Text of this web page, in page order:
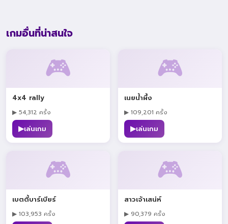
เกมอื่นที่น่าสนใจ
🎮
4x4 rally
▶ 54,312 ครั้ง
▶เล่นเกม
🎮
เนยน้ำผึ้ง
▶ 109,201 ครั้ง
▶เล่นเกม
🎮
เบตตี้บาร์เบียร์
▶ 103,953 ครั้ง
🎮
สาวเจ้าเสน่ห์
▶ 90,379 ครั้ง